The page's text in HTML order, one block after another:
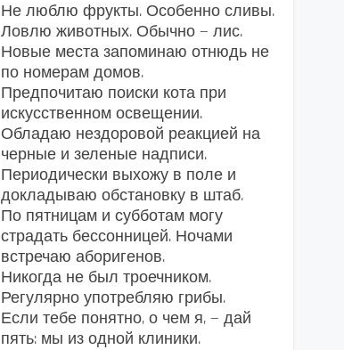
Не люблю фрукты. Особенно сливы.
Ловлю животных. Обычно — лис.
Новые места запоминаю отнюдь не
по номерам домов.
Предпочитаю поиски кота при
искусственном освещении.
Обладаю нездоровой реакцией на
черные и зеленые надписи.
Периодически выхожу в поле и
докладываю обстановку в штаб.
По пятницам и субботам могу
страдать бессонницей. Ночами
встречаю аборигенов.
Никогда не был троечником.
Регулярно употребляю грибы.
Если тебе понятно, о чем я, — дай
пять: мы из одной клиники.